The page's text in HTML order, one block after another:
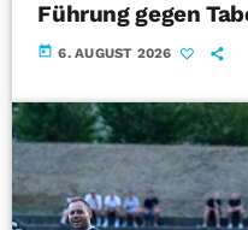
Führung gegen
today 6. AUGUST 2026